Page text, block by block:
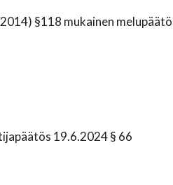
§118 mukainen
19.6.2024 § 66